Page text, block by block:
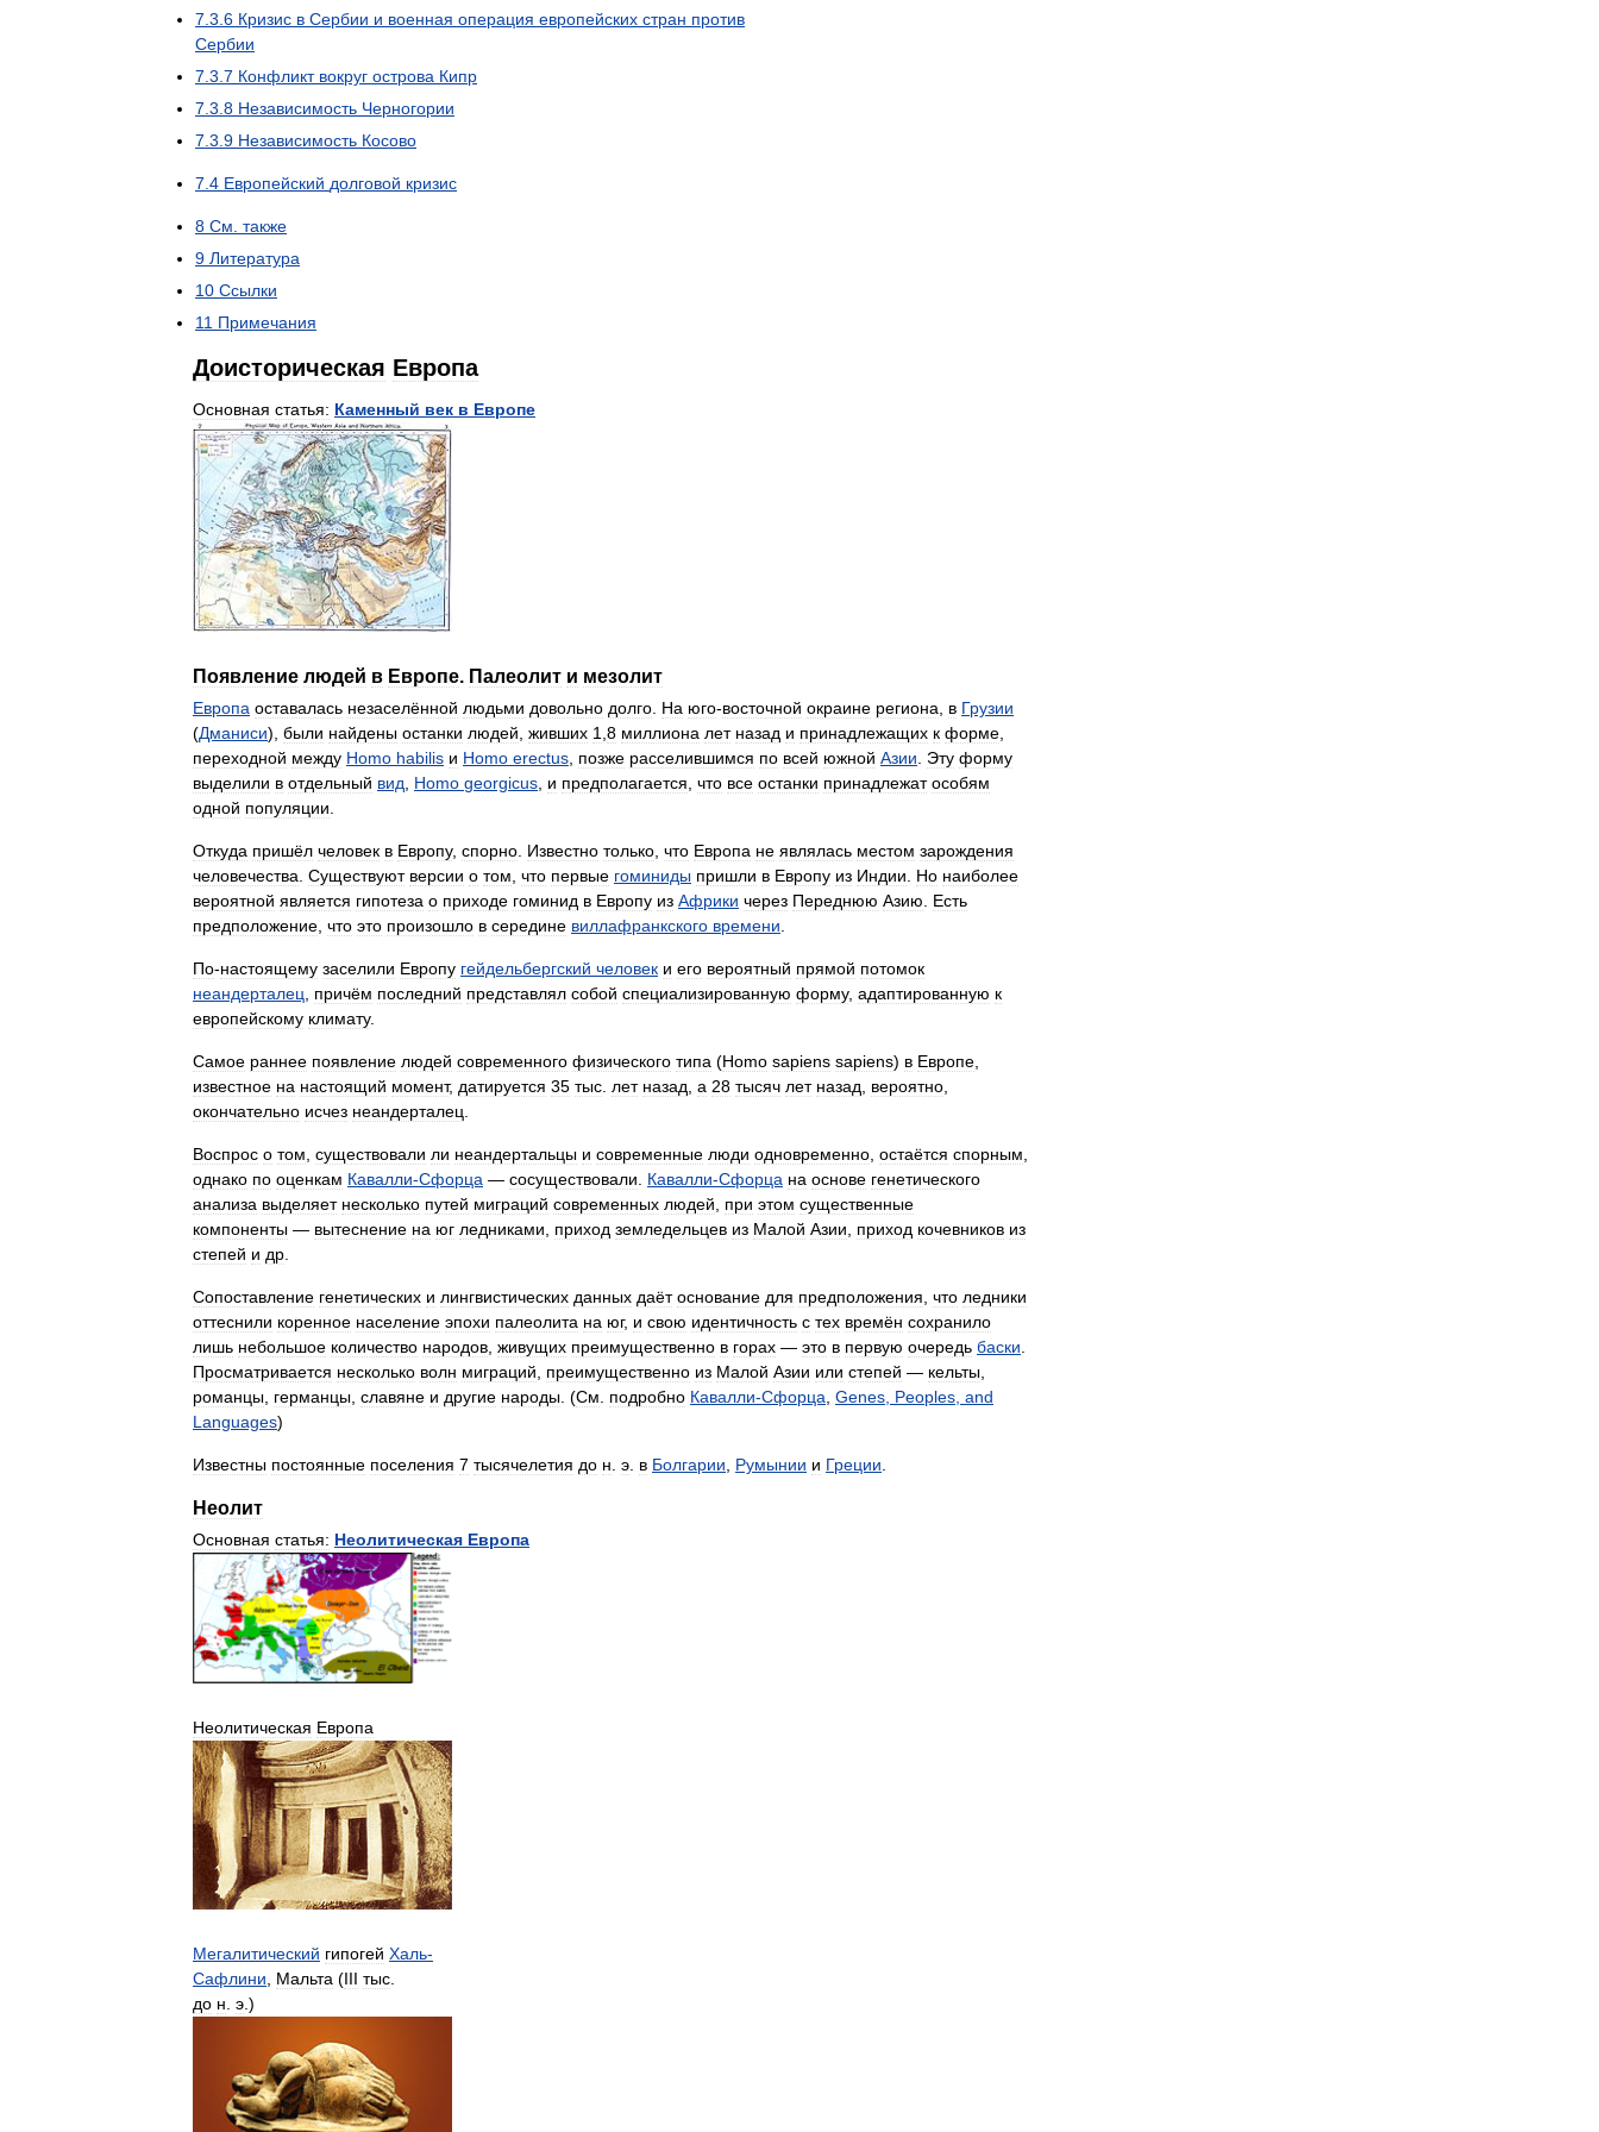
7 3 6 Кризис в Сербии и военная операция европейских стран против
Сербии
7 3 7 Конфликт вокруг острова Кипр
7 3 8 Независимость Черногории
7 3 9 Независимость Косово
7 4 Европейский долговой кризис
8 См также
9 Литература
10 Ссылки
11 Примечания
Доисторическая Европа
Основная статья: Каменный век в Европе
Появление людей в Европе. Палеолит и мезолит
Европа оставалась незаселённой людьми довольно долго На юго-восточной окраине региона в Грузии
(Дманиси), были найдены останки людей живших 1 8 миллиона лет назад и принадлежащих к форме
переходной между Homo habilis и Homo erectus позже расселившимся по всей южной Азии Эту форму
выделили в отдельный вид Homo georgicus и предполагается что все останки принадлежат особям
одной популяции
Откуда пришёл человек в Европу, спорно Известно только что Европа не являлась местом зарождения
человечества Существуют версии о том что первые гоминиды пришли в Европу из Индии Но наиболее
вероятной является гипотеза о приходе гоминид в Европу из Африки через Переднюю Азию
Есть
предположение что это произошло в середине виллафранкского времени
По-настоящему заселили Европу гейдельбергский человек и его вероятный прямой потомок
неандерталец
причём последний представлял собой специализированную форму, адаптированную к
европейскому климату.
Самое раннее появление людей современного физического типа (Homo sapiens sapiens) в Европе
известное на настоящий момент, датируется 35 тыс лет назад а 28 тысяч лет назад вероятно
окончательно исчез неандерталец
Воспрос о том существовали ли неандертальцы и современные люди одновременно остаётся спорным
однако по оценкам Кавалли-Сфорца — сосуществовали Кавалли-Сфорца на основе генетического
анализа выделяет несколько путей миграций современных людей при этом существенные
компоненты — вытеснение на юг ледниками приход земледельцев из Малой Азии приход кочевников из
степей и др
Сопоставление генетических и лингвистических данных даёт основание для предположения что ледники
оттеснили коренное население эпохи палеолита на юг, и свою идентичность с тех времён сохранило
лишь небольшое количество народов живущих преимущественно в горах — это в первую очередь баски
Просматривается несколько волн миграций преимущественно из Малой Азии или степей — кельты
романцы германцы славяне и другие народы . (См подробно Кавалли-Сфорца Genes Peoples and
Languages)
Известны постоянные поселения 7 тысячелетия до н э в Болгарии Румынии и Греции
Неолит
Основная статья: Неолитическая Европа
Неолитическая Европа
Мегалитический гипогей Халь-
Сафлини
Мальта (III тыс
до н э .)